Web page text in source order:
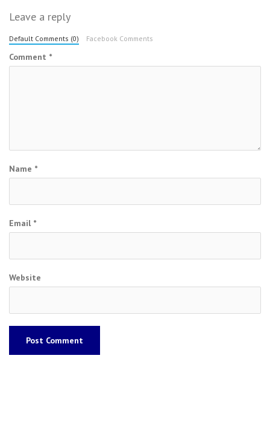
Leave a reply
Default Comments (0) Facebook Comments
Comment *
Name *
Email *
Website